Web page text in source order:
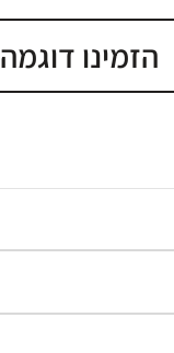
הזמינו דוגמה